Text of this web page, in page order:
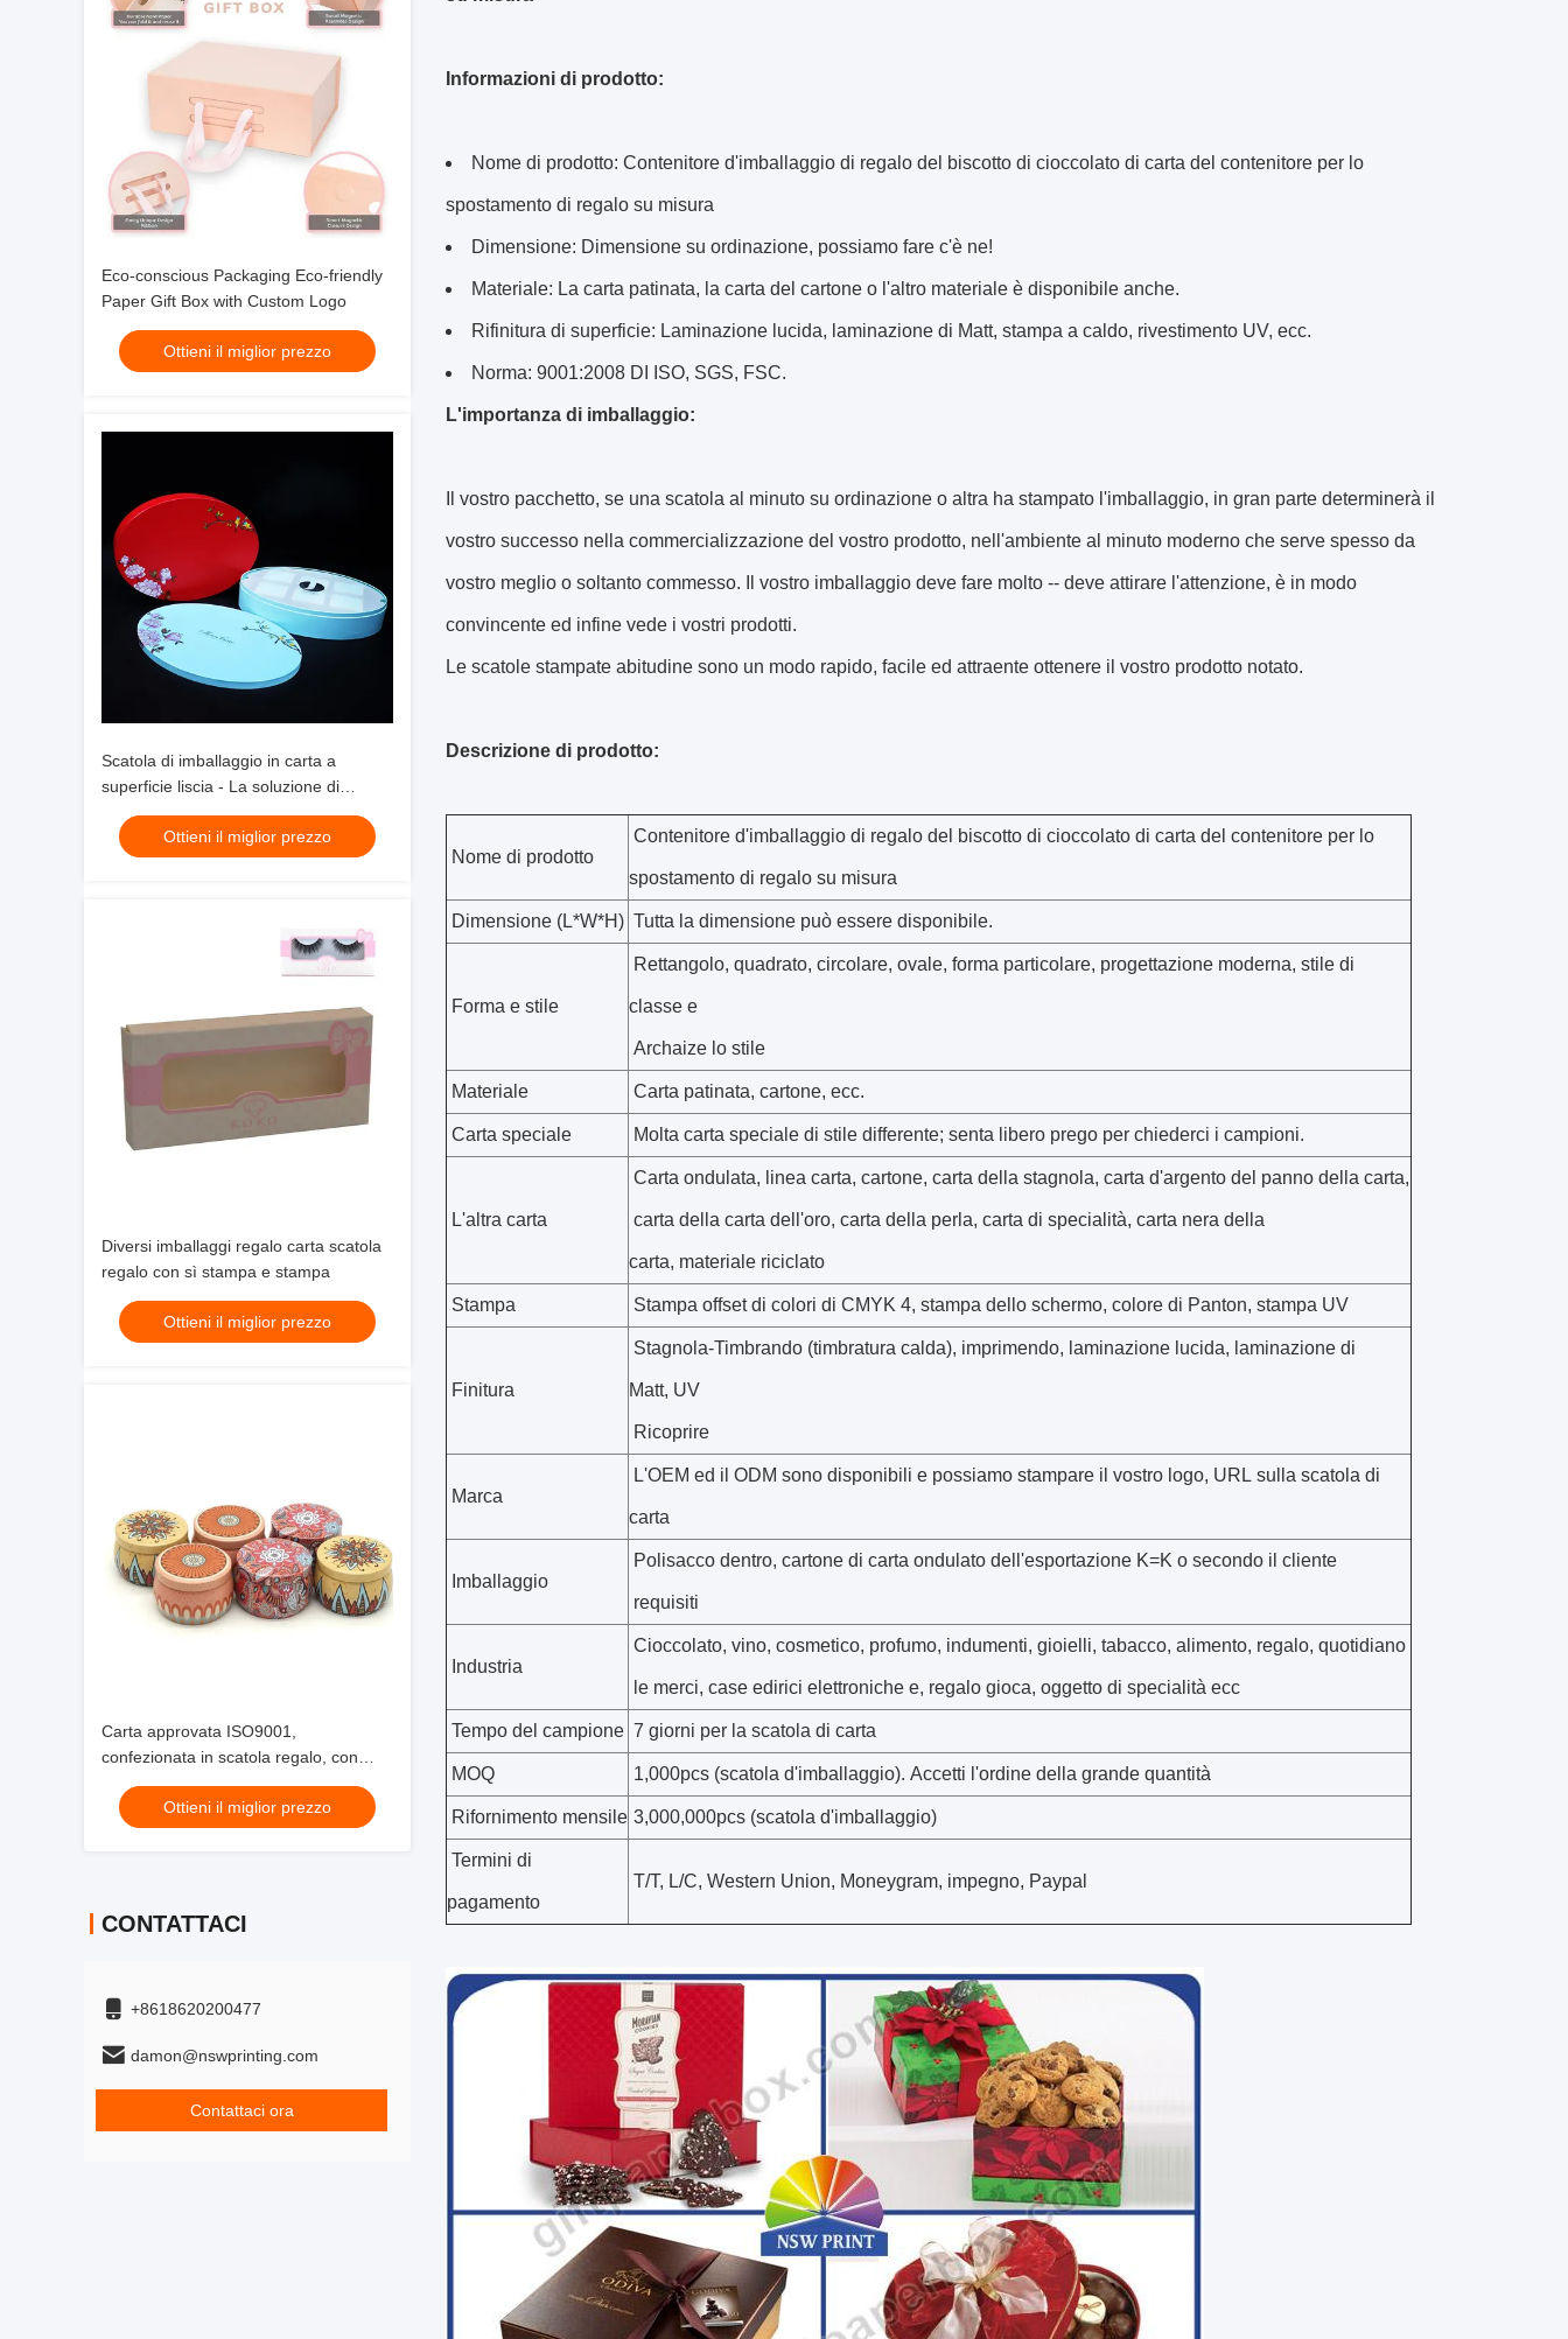
Eco-conscious Packaging Eco-friendly
Paper Gift Box with Custom Logo
Ottieni il miglior prezzo
Scatola di imballaggio in carta a
superficie liscia - La soluzione di
imballaggio perfetta per diverse
applicazioniOttieni il miglior prezzo
Diversi imballaggi regalo carta scatola
regalo con sì stampa e stampa
Ottieni il miglior prezzo
Carta approvata ISO9001,
confezionata in scatola regalo, con
finitura in laminazione opaca per le
esigenze del cliente
Ottieni il miglior prezzo
CONTATTACI
+8618620200477
damon@nswprinting.com
Contattaci ora
Informazioni di prodotto:
Nome di prodotto: Contenitore d'imballaggio di regalo del biscotto di cioccolato di carta del contenitore per lo
spostamento di regalo su misura
Dimensione: Dimensione su ordinazione, possiamo fare c'è ne!
Materiale: La carta patinata, la carta del cartone o l'altro materiale è disponibile anche.
Rifinitura di superficie: Laminazione lucida, laminazione di Matt, stampa a caldo, rivestimento UV, ecc.
Norma: 9001:2008 DI ISO, SGS, FSC.
L'importanza di imballaggio:
Il vostro pacchetto, se una scatola al minuto su ordinazione o altra ha stampato l'imballaggio, in gran parte determinerà il
vostro successo nella commercializzazione del vostro prodotto, nell'ambiente al minuto moderno che serve spesso da
vostro meglio o soltanto commesso. Il vostro imballaggio deve fare molto -- deve attirare l'attenzione, è in modo
convincente ed infine vede i vostri prodotti.
Le scatole stampate abitudine sono un modo rapido, facile ed attraente ottenere il vostro prodotto notato.
Descrizione di prodotto:
Nome di prodotto
Contenitore d'imballaggio di regalo del biscotto di cioccolato di carta del contenitore per lo
spostamento di regalo su misura
Dimensione (L*W*H) Tutta la dimensione può essere disponibile.
Forma e stile
Rettangolo, quadrato, circolare, ovale, forma particolare, progettazione moderna, stile di
classe e
Archaize lo stile
Materiale Carta patinata, cartone, ecc.
Carta speciale Molta carta speciale di stile differente; senta libero prego per chiederci i campioni.
L'altra carta
Carta ondulata, linea carta, cartone, carta della stagnola, carta d'argento del panno della carta,
carta della carta dell'oro, carta della perla, carta di specialità, carta nera della
carta, materiale riciclato
Stampa Stampa offset di colori di CMYK 4, stampa dello schermo, colore di Panton, stampa UV
Finitura
Stagnola-Timbrando (timbratura calda), imprimendo, laminazione lucida, laminazione di
Matt, UV
Ricoprire
Marca
L'OEM ed il ODM sono disponibili e possiamo stampare il vostro logo, URL sulla scatola di
carta
Imballaggio
Polisacco dentro, cartone di carta ondulato dell'esportazione K=K o secondo il cliente
requisiti
Industria
Cioccolato, vino, cosmetico, profumo, indumenti, gioielli, tabacco, alimento, regalo, quotidiano
le merci, case edirici elettroniche e, regalo gioca, oggetto di specialità ecc
Tempo del campione 7 giorni per la scatola di carta
MOQ 1,000pcs (scatola d'imballaggio). Accetti l'ordine della grande quantità
Rifornimento mensile 3,000,000pcs (scatola d'imballaggio)
Termini di
pagamento
T/T, L/C, Western Union, Moneygram, impegno, Paypal